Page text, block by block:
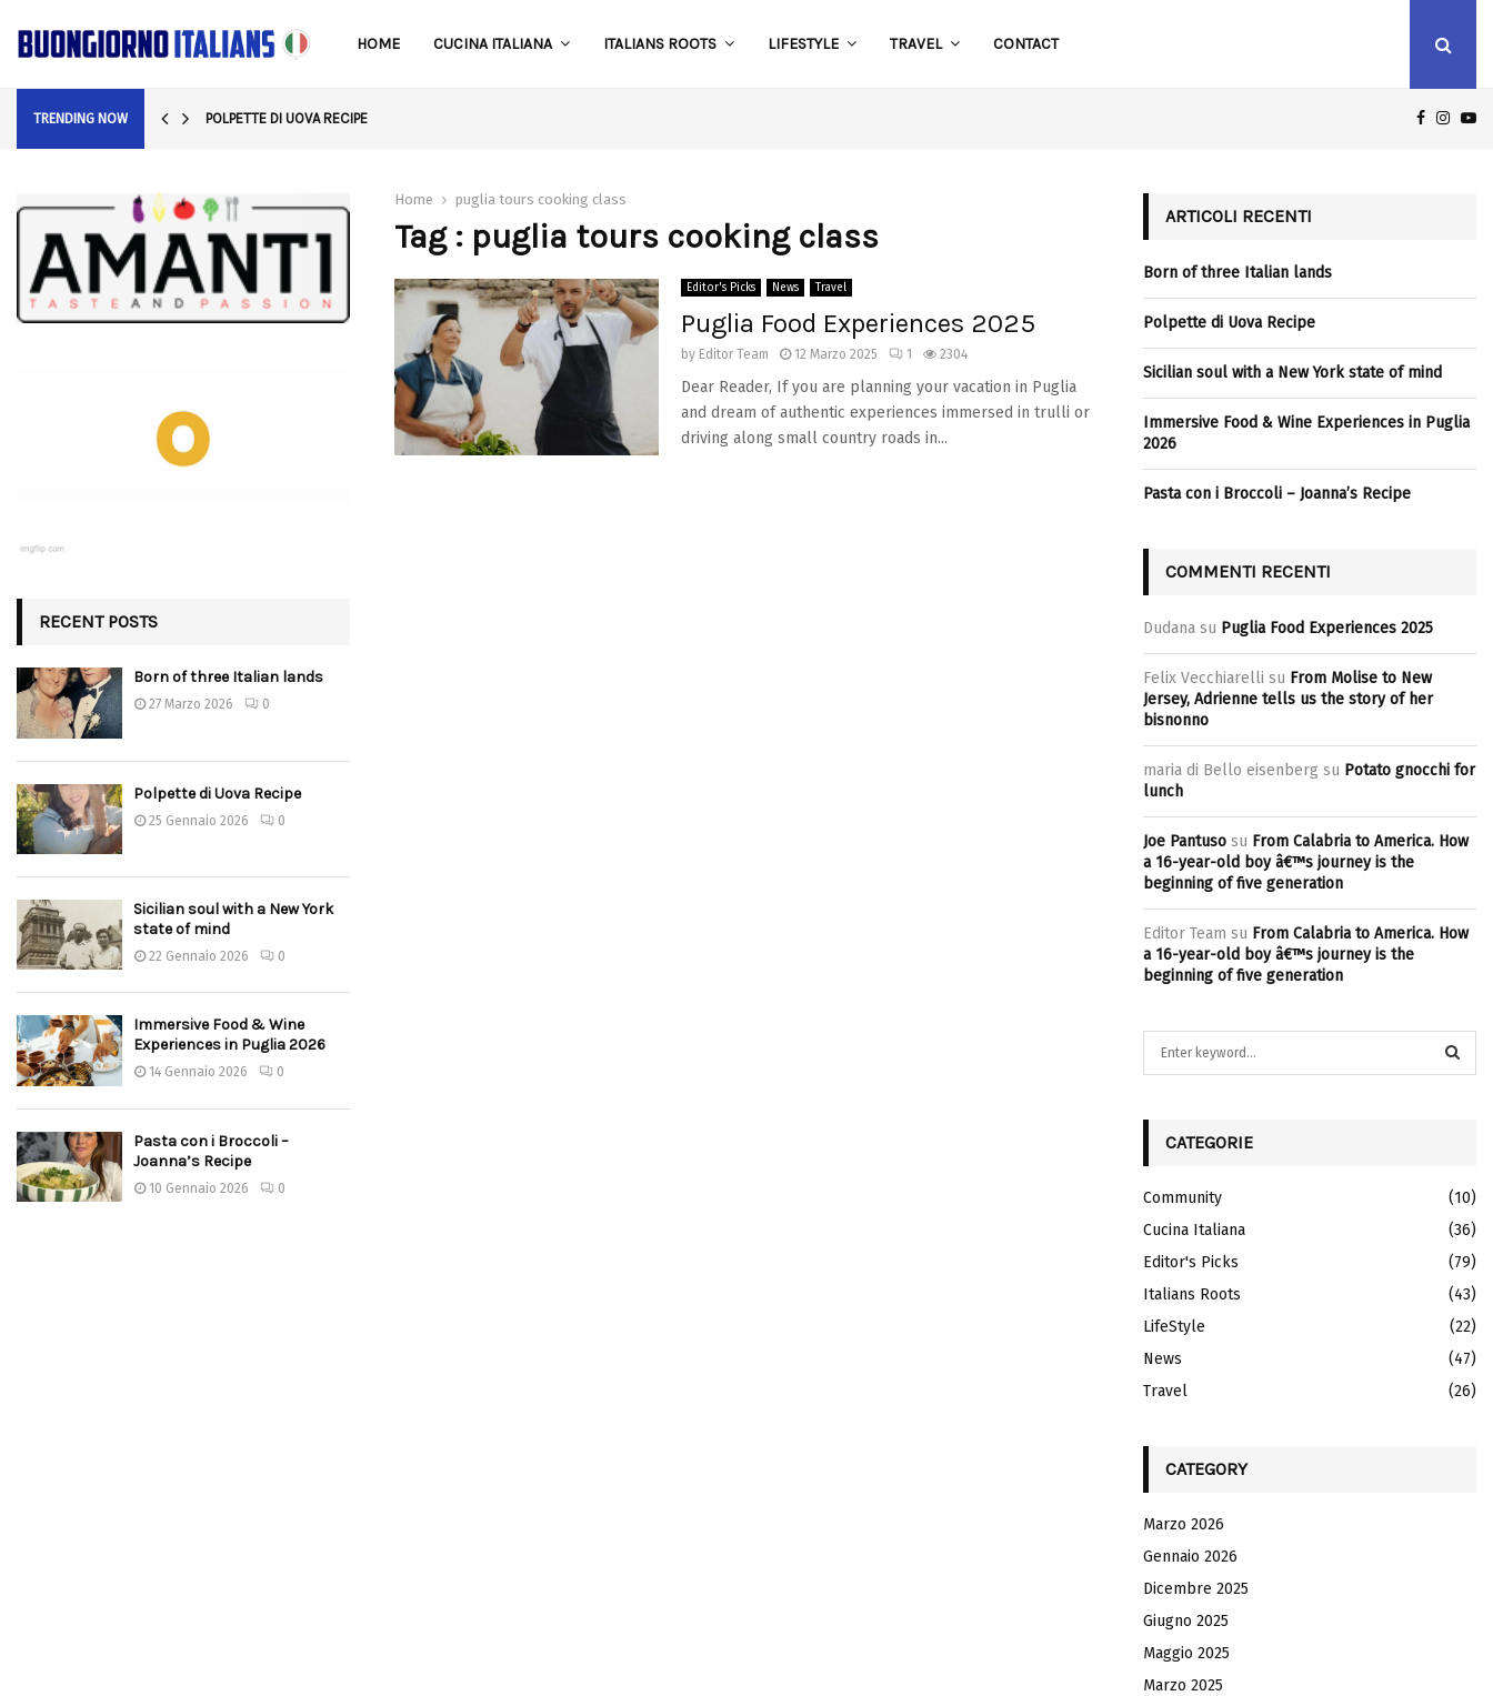
HOME CUCINA ITALIANA ITALIANS ROOTS LIFESTYLE TRAVEL CONTACT
TRENDING NOW POLPETTE DI UOVA RECIPE
Home puglia tours cooking class
Tag : puglia tours cooking class
Editor's Picks News Travel
Puglia Food Experiences 2025
by Editor Team 12 Marzo 2025 1 2304
Dear Reader, If you are planning your vacation in Puglia
and dream of authentic experiences immersed in trulli or
driving along small country roads in...
RECENT POSTS
Born of three Italian lands
27 Marzo 2026 0
Polpette di Uova Recipe
25 Gennaio 2026 0
Sicilian soul with a New York
state of mind
22 Gennaio 2026 0
Immersive Food & Wine
Experiences in Puglia 2026
14 Gennaio 2026 0
Pasta con i Broccoli –
Joanna’s Recipe
10 Gennaio 2026 0
ARTICOLI RECENTI
Born of three Italian lands
Polpette di Uova Recipe
Sicilian soul with a New York state of mind
Immersive Food & Wine Experiences in Puglia
2026
Pasta con i Broccoli – Joanna’s Recipe
COMMENTI RECENTI
Dudana su Puglia Food Experiences 2025
Felix Vecchiarelli su From Molise to New
Jersey, Adrienne tells us the story of her
bisnonno
maria di Bello eisenberg su Potato gnocchi for
lunch
Joe Pantuso su From Calabria to America. How
a 16-year-old boy â€™s journey is the
beginning of five generation
Editor Team su From Calabria to America. How
a 16-year-old boy â€™s journey is the
beginning of five generation
o
r
:
A
R
C
H
CATEGORIE
Community
(10)
Cucina Italiana
(36)
Editor's Picks
(79)
Italians Roots
(43)
LifeStyle
(22)
News
(47)
Travel
(26)
CATEGORY
Marzo 2026
Gennaio 2026
Dicembre 2025
Giugno 2025
Maggio 2025
Marzo 2025